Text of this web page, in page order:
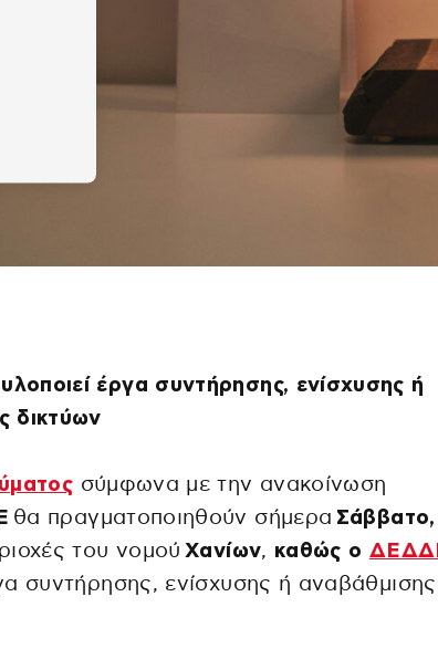
έργα συντήρησης, ενίσχυσης ή
δικτύων
σύμφωνα με την ανακοίνωση
θα πραγματοποιηθούν σήμερα Σάββατο,
του νομούΧανίων, καθώς ο
συντήρησης, ενίσχυσης ή αναβάθμισης